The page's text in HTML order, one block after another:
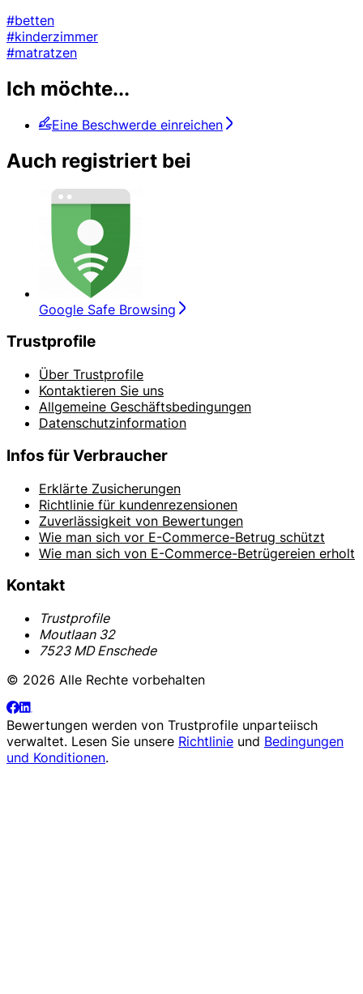
#betten
#kinderzimmer
#matratzen
Ich möchte...
Eine Beschwerde einreichen
Auch registriert bei
Google Safe Browsing
Trustprofile
Über Trustprofile
Kontaktieren Sie uns
Allgemeine Geschäftsbedingungen
Datenschutzinformation
Infos für Verbraucher
Erklärte Zusicherungen
Richtlinie für kundenrezensionen
Zuverlässigkeit von Bewertungen
Wie man sich vor E-Commerce-Betrug schützt
Wie man sich von E-Commerce-Betrügereien erholt
Kontakt
Trustprofile
Moutlaan 32
7523 MD Enschede
© 2026 Alle Rechte vorbehalten
Bewertungen werden von Trustprofile unparteiisch
verwaltet. Lesen Sie unsere Richtlinie und Bedingungen
und Konditionen.